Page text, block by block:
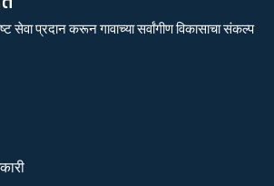
सेवा प्रदान करून गावाच्या सर्वांगीण विकासाचा संकल्प